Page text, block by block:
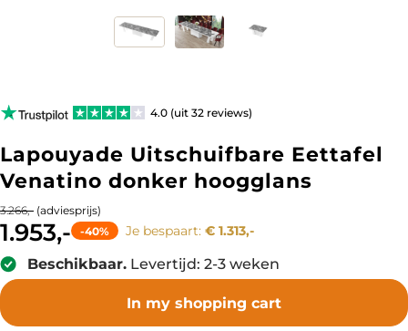
4.0 (uit 32 reviews)
Lapouyade Uitschuifbare Eettafel
Venatino donker hoogglans
3.266,- (adviesprijs)
1.953,- -40% Je bespaart: € 1.313,-
Beschikbaar. Levertijd: 2-3 weken
In my shopping cart